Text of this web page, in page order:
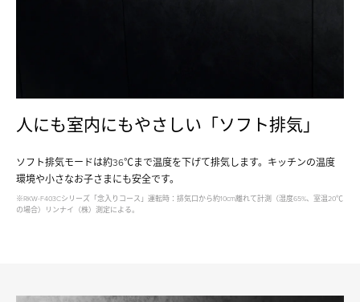
⼈にも室内にもやさしい「ソフト排気」
ソフト排気モードは約36℃まで温度を下げて排気します。キッチンの温度
環境や⼩さなお⼦さまにも安全です。
※RKW-F403Cシリーズ「念⼊りコース」運転時：排気⼝から約10cm離れて計測（湿度65%、室温20℃
の場合）リンナイ（株）測定による。